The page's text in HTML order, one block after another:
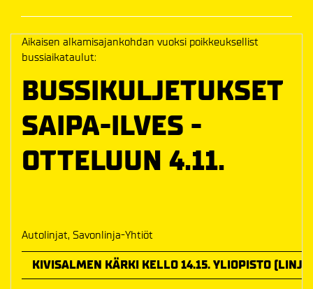
Aikaisen alkamisajankohdan vuoksi poikkeuksellist
bussiaikataulut:
BUSSIKULJETUKSET
SAIPA-ILVES -
OTTELUUN 4.11.
Autolinjat, Savonlinja-Yhtiöt
KIVISALMEN KÄRKI KELLO 14.15. YLIOPISTO (LINJA